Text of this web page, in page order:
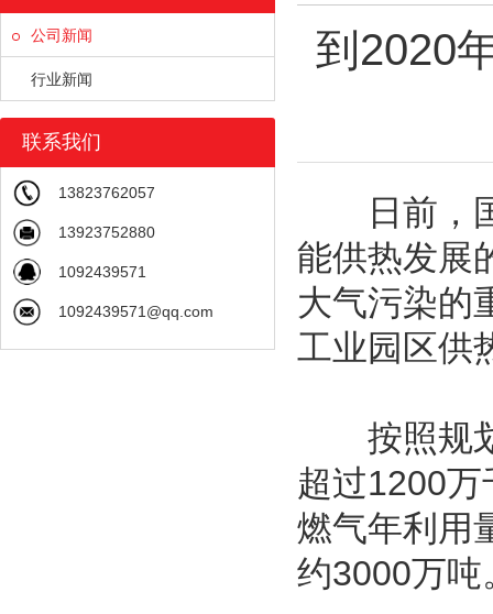
公司新闻
行业新闻
联系我们
13823762057
13923752880
1092439571
1092439571@qq.com
到2020
日前，国
能供热发展
大气污染的
工业园区供
按照规划
超过1200
燃气年利用
约3000万吨